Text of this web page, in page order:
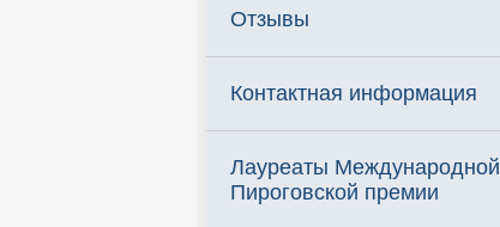
Отзывы
Контактная информация
Лауреаты Международной
Пироговской премии